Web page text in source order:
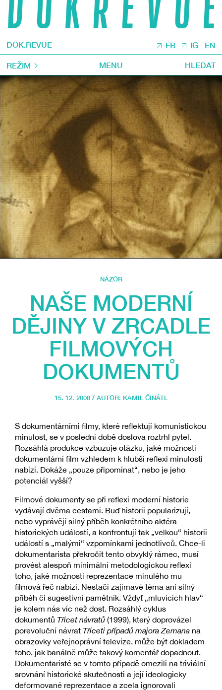
DOK.REVUE FB IG EN
REŽIM MENU HLEDAT
NÁZOR
NAŠE MODERNÍ
DĚJINY V ZRCADLE
FILMOVÝCH
DOKUMENTŮ
15. 12. 2008 / AUTOR: KAMIL ČINÁTL
S dokumentárními filmy, které reflektují komunistickou
minulost, se v poslední době doslova roztrhl pytel.
Rozsáhlá produkce vzbuzuje otázku, jaké možnosti
dokumentární film vzhledem k hlubší reflexi minulosti
nabízí. Dokáže „pouze připomínat“, nebo je jeho
potenciál vyšší?
Filmové dokumenty se při reflexi moderní historie
vydávají dvěma cestami. Buď historii popularizují,
nebo vyprávějí silný příběh konkrétního aktéra
historických událostí, a konfrontují tak „velkou“ historii
událostí s „malými“ vzpomínkami jednotlivců. Chce-li
dokumentarista překročit tento obvyklý rámec, musí
provést alespoň minimální metodologickou reflexi
toho, jaké možnosti reprezentace minulého mu
filmová řeč nabízí. Nestačí zajímavé téma ani silný
příběh či sugestivní pamětník. Vždyť „mluvících hlav“
je kolem nás víc než dost. Rozsáhlý cyklus
dokumentů Třicet návratů (1999), který doprovázel
porevoluční návrat Třiceti případů majora Zemana na
obrazovky veřejnoprávní televize, může být dokladem
toho, jak banálně může takový komentář dopadnout.
Dokumentaristé se v tomto případě omezili na triviální
srovnání historické skutečnosti a její ideologicky
deformované reprezentace a zcela ignorovali